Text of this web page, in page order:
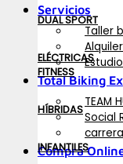
Servicios
Taller
Total Biking
TEAM
Social
Compra
DUAL SPORT
ELÉCTRICAS
FITNESS
HÍBRIDAS
INFANTILES